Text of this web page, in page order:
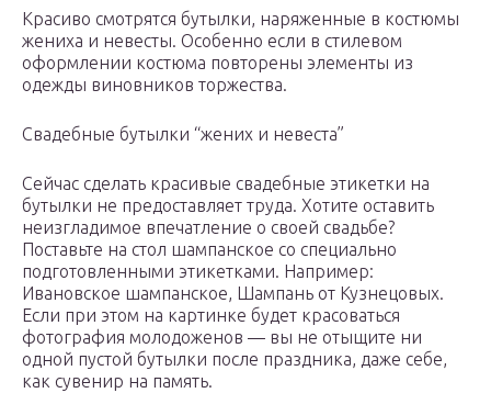
Красиво смотрятся бутылки, наряженные в костюмы
жениха и невесты. Особенно если в стилевом
оформлении костюма повторены элементы из
одежды виновников торжества.
Свадебные бутылки “жених и невеста”
Сейчас сделать красивые свадебные этикетки на
бутылки не предоставляет труда. Хотите оставить
неизгладимое впечатление о своей свадьбе?
Поставьте на стол шампанское со специально
подготовленными этикетками. Например:
Ивановское шампанское, Шампань от Кузнецовых.
Если при этом на картинке будет красоваться
фотография молодоженов — вы не отыщите ни
одной пустой бутылки после праздника, даже себе,
как сувенир на память.